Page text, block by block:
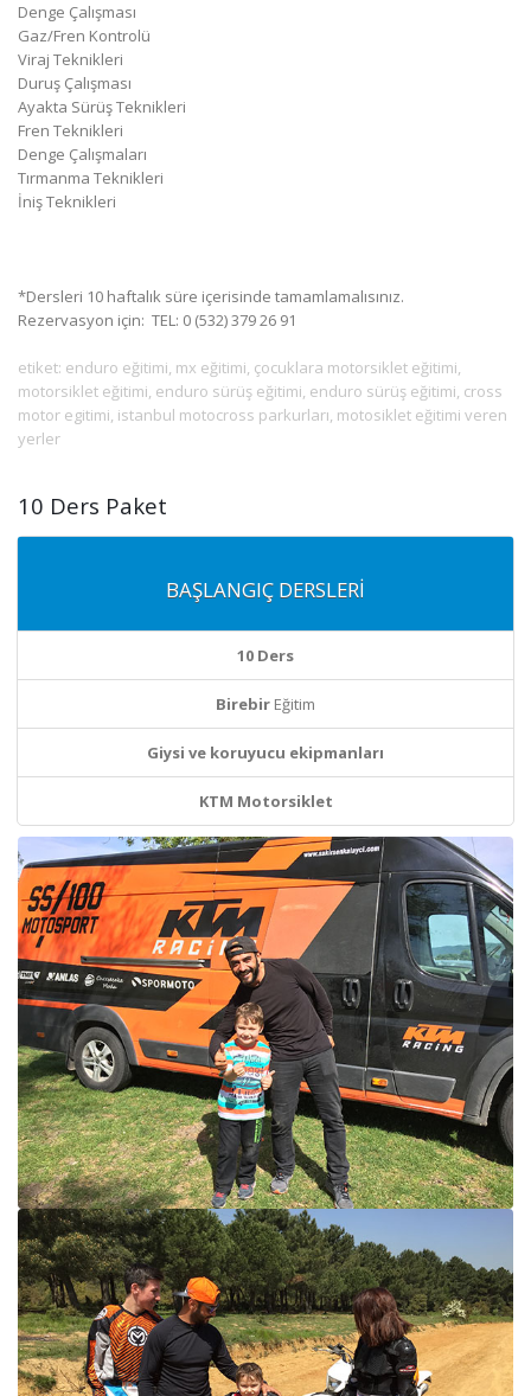
Denge Çalışması
Gaz/Fren Kontrolü
Viraj Teknikleri
Duruş Çalışması
Ayakta Sürüş Teknikleri
Fren Teknikleri
Denge Çalışmaları
Tırmanma Teknikleri
İniş Teknikleri
*Dersleri 10 haftalık süre içerisinde tamamlamalısınız.
Rezervasyon için: TEL: 0 (532) 379 26 91
etiket: enduro eğitimi, mx eğitimi, çocuklara motorsiklet eğitimi,
motorsiklet eğitimi, enduro sürüş eğitimi, enduro sürüş eğitimi, cross
motor egitimi, istanbul motocross parkurları, motosiklet eğitimi veren
yerler
10 Ders Paket
BAŞLANGIÇ DERSLERİ
10 Ders
Birebir Eğitim
Giysi ve koruyucu ekipmanları
KTM Motorsiklet